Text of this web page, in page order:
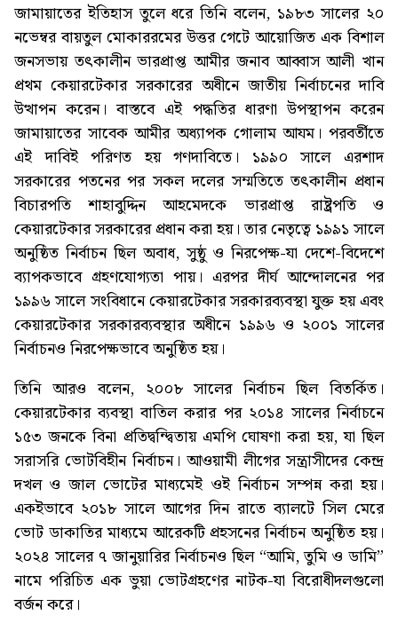
জামায়াতের ইতিহাস তুলে ধরে তিনি বলেন, ১৯৮৩ সালের ২০
নভেম্বর বায়তুল মোকাররমের উত্তর গেটে আয়োজিত এক বিশাল
জনসভায় তৎকালীন ভারপ্রাপ্ত আমীর জনাব আব্বাস আলী খান
প্রথম কেয়ারটেকার সরকারের অধীনে জাতীয় নির্বাচনের দাবি
উত্থাপন করেন। বাস্তবে এই পদ্ধতির ধারণা উপস্থাপন করেন
জামায়াতের সাবেক আমীর অধ্যাপক গোলাম আযম। পরবর্তীতে
এই দাবিই পরিণত হয় গণদাবিতে। ১৯৯০ সালে এরশাদ
সরকারের পতনের পর সকল দলের সম্মতিতে তৎকালীন প্রধান
বিচারপতি শাহাবুদ্দিন আহমেদকে ভারপ্রাপ্ত রাষ্ট্রপতি ও
কেয়ারটেকার সরকারের প্রধান করা হয়। তার নেতৃত্বে ১৯৯১ সালে
অনুষ্ঠিত নির্বাচন ছিল অবাধ, সুষ্ঠু ও নিরপেক্ষ-যা দেশে-বিদেশে
ব্যাপকভাবে গ্রহণযোগ্যতা পায়। এরপর দীর্ঘ আন্দোলনের পর
১৯৯৬ সালে সংবিধানে কেয়ারটেকার সরকারব্যবস্থা যুক্ত হয় এবং
কেয়ারটেকার সরকারব্যবস্থার অধীনে ১৯৯৬ ও ২০০১ সালের
নির্বাচনও নিরপেক্ষভাবে অনুষ্ঠিত হয়।
তিনি আরও বলেন, ২০০৮ সালের নির্বাচন ছিল বিতর্কিত।
কেয়ারটেকার ব্যবস্থা বাতিল করার পর ২০১৪ সালের নির্বাচনে
১৫৩ জনকে বিনা প্রতিদ্বন্দ্বিতায় এমপি ঘোষণা করা হয়, যা ছিল
সরাসরি ভোটবিহীন নির্বাচন। আওয়ামী লীগের সন্ত্রাসীদের কেন্দ্র
দখল ও জাল ভোটের মাধ্যমেই ওই নির্বাচন সম্পন্ন করা হয়।
একইভাবে ২০১৮ সালে আগের দিন রাতে ব্যালটে সিল মেরে
ভোট ডাকাতির মাধ্যমে আরেকটি প্রহসনের নির্বাচন অনুষ্ঠিত হয়।
২০২৪ সালের ৭ জানুয়ারির নির্বাচনও ছিল “আমি, তুমি ও ডামি”
নামে পরিচিত এক ভুয়া ভোটগ্রহণের নাটক-যা বিরোধীদলগুলো
বর্জন করে।